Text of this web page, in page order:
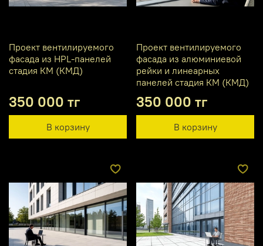
Проект вентилируемого
фасада из HPL-панелей
стадия КМ (КМД)
350 000 тг
В корзину
Проект вентилируемого
фасада из алюминиевой
рейки и линеарных
панелей стадия КМ (КМД)
350 000 тг
В корзину